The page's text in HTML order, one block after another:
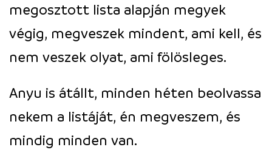
megosztott lista alapján megyek
végig, megveszek mindent, ami kell, és
nem veszek olyat, ami fölösleges.
Anyu is átállt, minden héten beolvassa
nekem a listáját, én megveszem, és
mindig minden van.